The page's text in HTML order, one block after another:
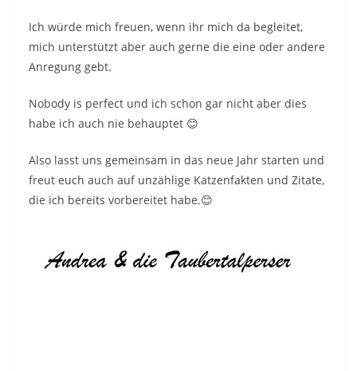
Ich würde mich freuen, wenn ihr mich da begleitet,
mich unterstützt aber auch gerne die eine oder andere
Anregung gebt.
Nobody is perfect und ich schon gar nicht aber dies
habe ich auch nie behauptet 😊
Also lasst uns gemeinsam in das neue Jahr starten und
freut euch auch auf unzählige Katzenfakten und Zitate,
die ich bereits vorbereitet habe.😊